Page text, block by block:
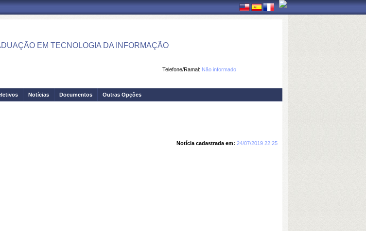
EM TECNOLOGIA DA INFORMAÇÃO
Telefone/Ramal: Não informado
Notícias Documentos Outras Opções
Notícia cadastrada em: 24/07/2019 22:25